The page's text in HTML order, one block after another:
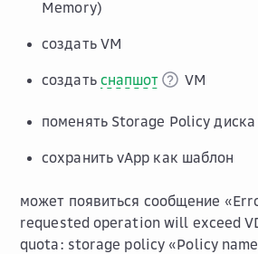
Memory)
создать VM
создать снапшот VM
поменять Storage Policy диска
сохранить vApp как шаблон
может появиться сообщение
requested operation will exceed
quota: storage policy «Policy